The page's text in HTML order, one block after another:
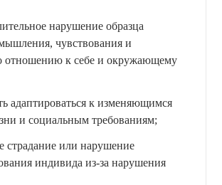
нарушение образца
чувствования и
отношению к себе и окружающему
адаптироваться к изменяющимся
и социальным требованиям;
страдание или нарушение
индивида из-за нарушения